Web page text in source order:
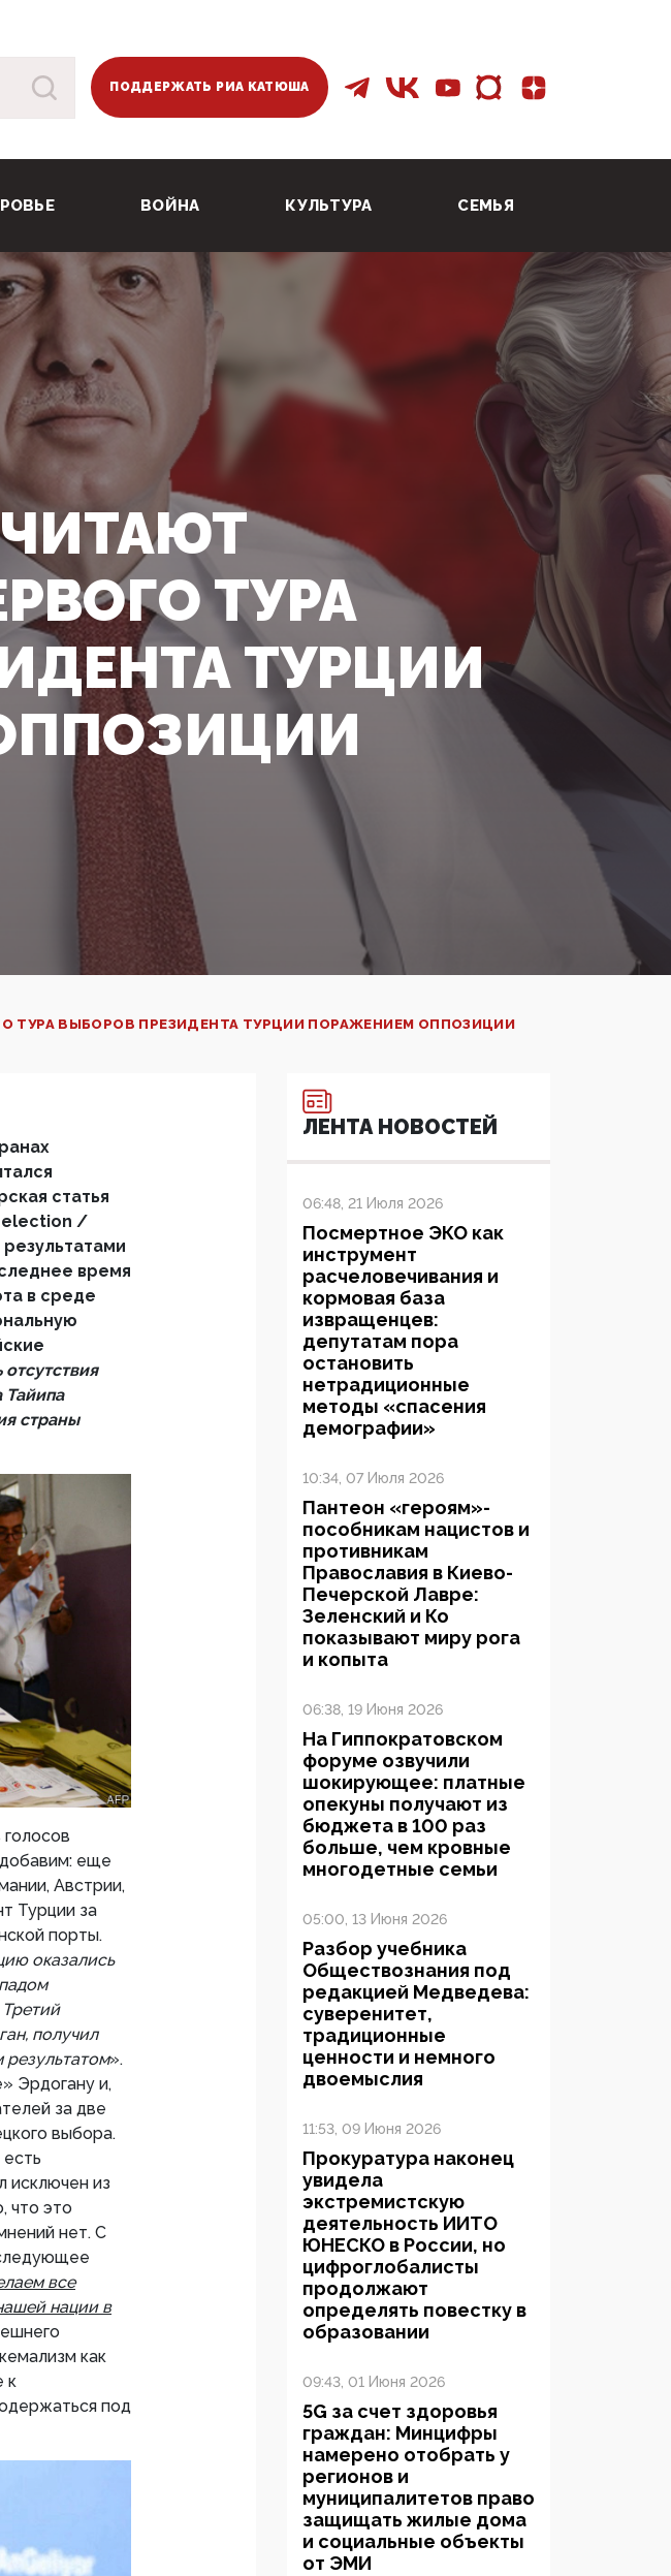
ПОДДЕРЖАТЬ РИА КАТЮША
ВОЙНА КУЛЬТУРА СЕМЬЯ
ТУРА
ТУРЦИИ
ТУРА ВЫБОРОВ ПРЕЗИДЕНТА ТУРЦИИ ПОРАЖЕНИЕМ ОППОЗИЦИИ
статья
election /
время
в среде
отсутствия
Тайипа
страны
еще
Австрии,
Турции за
порты.
оказались
получил
результатом».
Эрдогану и,
за две
выбора.
исключен из
что это
нет. С
все
нации в
как
к
под
ЛЕНТА НОВОСТЕЙ
06:48, 21 Июля 2026
Посмертное ЭКО как
инструмент
расчеловечивания и
кормовая база
извращенцев:
депутатам пора
остановить
нетрадиционные
методы «спасения
демографии»
10:34, 07 Июля 2026
Пантеон «героям»-
пособникам нацистов и
противникам
Православия в Киево-
Печерской Лавре:
Зеленский и Ко
показывают миру рога
и копыта
06:38, 19 Июня 2026
На Гиппократовском
форуме озвучили
шокирующее: платные
опекуны получают из
бюджета в 100 раз
больше, чем кровные
многодетные семьи
05:00, 13 Июня 2026
Разбор учебника
Обществознания под
редакцией Медведева:
суверенитет,
традиционные
ценности и немного
двоемыслия
11:53, 09 Июня 2026
Прокуратура наконец
увидела
экстремистскую
деятельность ИИТО
ЮНЕСКО в России, но
цифроглобалисты
продолжают
определять повестку в
образовании
09:43, 01 Июня 2026
5G за счет здоровья
граждан: Минцифры
намерено отобрать у
регионов и
муниципалитетов право
защищать жилые дома
и социальные объекты
от ЭМИ